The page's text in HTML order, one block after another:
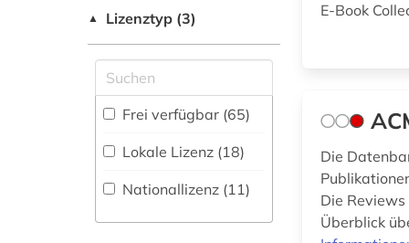
Elektrotechnik,
Elektronik,
Nachrichtentechnik
(106)
Energietechnik (58)
Ethnologie (18)
Geographie (27)
artificial intelligence
(1)
artificial life (1)
instrumente (1)
astronomy and
(1)
Disziplinäre
Repositorien (1
Fachbibliographie
(53
▲ Lizenztyp (3)
Frei verfügbar (65)
Lokale Lizenz (18)
Nationallizenz (11)
E-Book
Die
Die
Überblick